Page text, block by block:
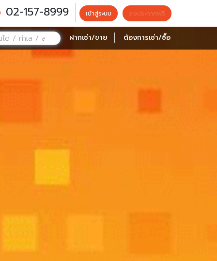
02-157-8999 เข้าสู่ระบบ ลงประกาศฟรี
ฝากเช่า/ขาย ต้องการเช่า/ซื้อ